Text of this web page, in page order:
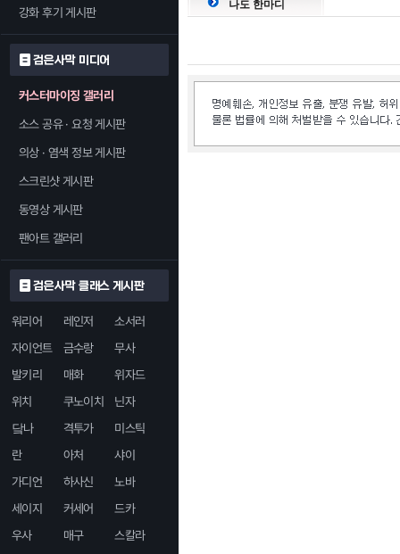
강화 후기 게시판
검은사막 미디어
커스터마이징 갤러리
소스 공유 · 요청 게시판
의상 · 염색 정보 게시판
스크린샷 게시판
동영상 게시판
팬아트 갤러리
검은사막 클래스 게시판
워리어 레인저
소서러
자이언트
금수랑
무사
발키리
매화
위자드
위치
쿠노이치
닌자
닼나
격투가
미스틱
란
아처
샤이
가디언
하사신
노바
세이지
커세어
드카
우사
매구
스칼라
나도 한마디